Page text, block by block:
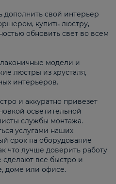
дополнить свой интерьер
купить люстру,
обновить свет во всем
модели и
люстры из хрусталя,
интерьеров.
и аккуратно привезет
осветительной
службы монтажа.
услугами наших
срок на оборудование
что лучше доверить работу
всё быстро и
доме или офисе.